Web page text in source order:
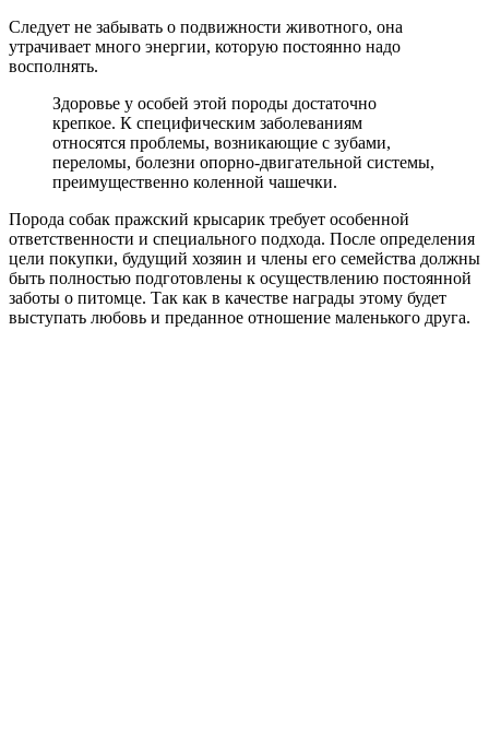
Следует не забывать о подвижности животного, она
утрачивает много энергии, которую постоянно надо
восполнять.
Здоровье у особей этой породы достаточно
крепкое. К специфическим заболеваниям
относятся проблемы, возникающие с зубами,
переломы, болезни опорно-двигательной системы,
преимущественно коленной чашечки.
Порода собак пражский крысарик требует особенной
ответственности и специального подхода. После определения
цели покупки, будущий хозяин и члены его семейства должны
быть полностью подготовлены к осуществлению постоянной
заботы о питомце. Так как в качестве награды этому будет
выступать любовь и преданное отношение маленького друга.